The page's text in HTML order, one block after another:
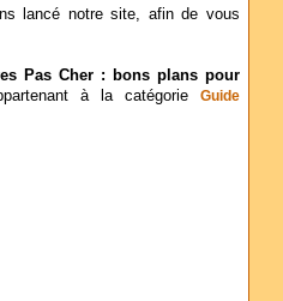
lancé notre site, afin de vous
Pas Cher : bons plans pour
à la catégorie
Guide